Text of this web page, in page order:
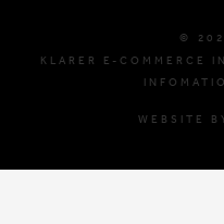
©
KLARER E-COMMERCE
WEBSITE